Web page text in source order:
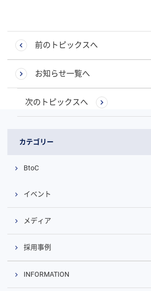
前のトピックスへ
お知らせ一覧へ
次のトピックスへ
カテゴリー
BtoC
イベント
メディア
採用事例
INFORMATION